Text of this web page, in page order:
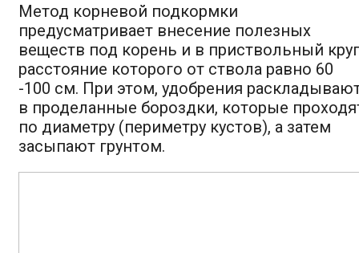
Метод корневой подкормки
предусматривает внесение полезных
веществ под корень и в приствольный
расстояние которого от ствола равно 60
-100 см. При этом, удобрения
в проделанные бороздки, которые
по диаметру (периметру кустов), а затем
засыпают грунтом.